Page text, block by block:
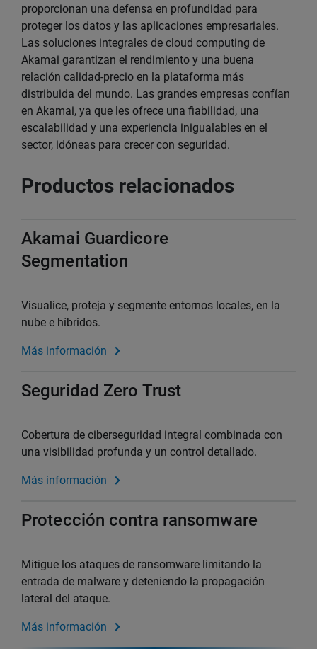
proporcionan una defensa en profundidad para
proteger los datos y las aplicaciones empresariales.
Las soluciones integrales de cloud computing de
Akamai garantizan el rendimiento y una buena
relación calidad-precio en la plataforma más
distribuida del mundo. Las grandes empresas confían
en Akamai, ya que les ofrece una fiabilidad, una
escalabilidad y una experiencia inigualables en el
sector, idóneas para crecer con seguridad.
Productos relacionados
Akamai Guardicore
Segmentation
Visualice, proteja y segmente entornos locales, en la
nube e híbridos.
Más información
Seguridad Zero Trust
Cobertura de ciberseguridad integral combinada con
una visibilidad profunda y un control detallado.
Más información
Protección contra ransomware
Mitigue los ataques de ransomware limitando la
entrada de malware y deteniendo la propagación
lateral del ataque.
Más información